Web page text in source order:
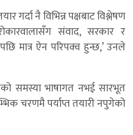
गर्दा नै विभिन्न पक्षबाट विश्लेषण
संवाद, सरकार र
मात्र ऐन परिपक्व हुन्छ,’ उनले
समस्या भाषागत नभई सारभूत
चरणमै पर्याप्त तयारी नपुगेको